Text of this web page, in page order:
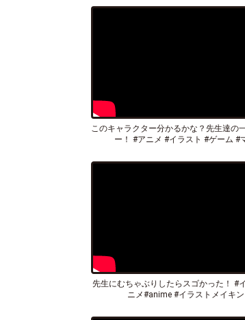
このキャラクター分かるかな？先生達の
ー！ #アニメ #イラスト #ゲーム #
先生にむちゃぶりしたらスゴかった！ #
ニメ#anime #イラストメイキ